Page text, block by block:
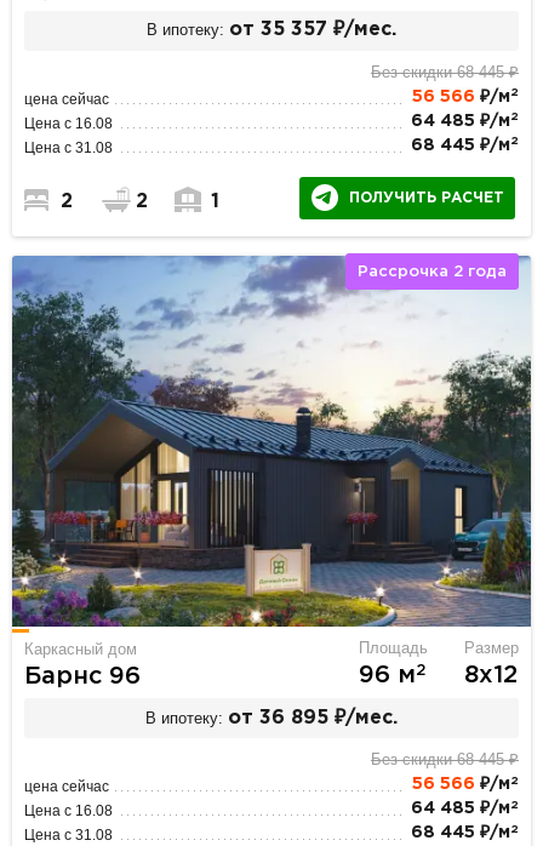
В ипотеку: от 35 357 ₽/мес.
Без скидки 68 445 ₽
цена сейчас 56 566 ₽/м 2
Цена с 16.08 64 485 ₽/м 2
Цена с 31.08 68 445 ₽/м 2
2 2 1 ПОЛУЧИТЬ РАСЧЕТ
Рассрочка 2 года
Каркасный дом
Барнс 96
Площадь
96 м2
Размер
8х12
В ипотеку: от 36 895 ₽/мес.
Без скидки 68 445 ₽
цена сейчас 56 566 ₽/м 2
Цена с 16.08 64 485 ₽/м 2
Цена с 31.08 68 445 ₽/м 2